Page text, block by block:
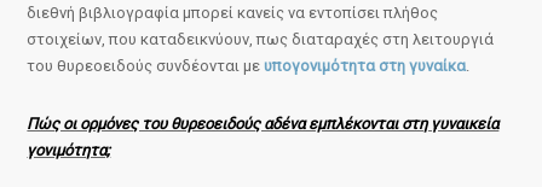
διεθνή βιβλιογραφία μπορεί κανείς να εντοπίσει πλήθος
στοιχείων, που καταδεικνύουν, πως διαταραχές στη λειτουργιά
του θυρεοειδούς συνδέονται μευπογονιμότητα στη γυναίκα.
Πώς οι ορμόνες του θυρεοειδούς αδένα εμπλέκονται στη γυναικεία
γονιμότητα;